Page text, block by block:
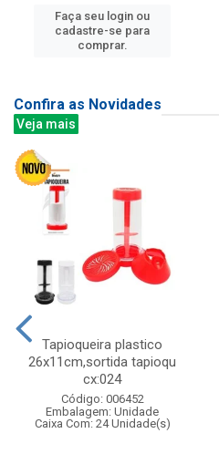
Faça seu login ou
cadastre-se para
comprar.
Confira as Novidades
Veja mais
Tapioqueira plastico
26x11cm,sortida tapioqu
cx:024
Código: 006452
Embalagem: Unidade
Caixa Com: 24 Unidade(s)